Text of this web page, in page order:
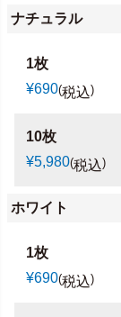
ナチュラル
1枚
¥690 税込
10枚
¥5,980 税込
ホワイト
1枚
¥690 税込